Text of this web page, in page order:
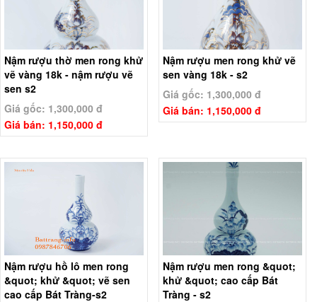
Nậm rượu thờ men rong khử
vẽ vàng 18k - nậm rượu vẽ
sen s2
Giá gốc: 1,300,000 đ
Giá bán: 1,150,000 đ
Nậm rượu men rong khử vẽ
sen vàng 18k - s2
Giá gốc: 1,300,000 đ
Giá bán: 1,150,000 đ
Nậm rượu hồ lô men rong
&quot; khử &quot; vẽ sen
cao cấp Bát Tràng-s2
Nậm rượu men rong &quot;
khử &quot; cao cấp Bát
Tràng - s2